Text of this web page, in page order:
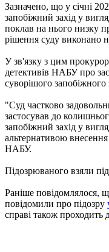
Зазначено, що у січні
запобіжний захід у
поклав на нього низку
рішення суду виконано
У зв'язку з цим
детективів НАБУ про
суворішого запобіжного
"Суд частково
застосував до
запобіжний захід у
альтернативою
НАБУ.
Підозрюваного взяли під
Раніше
повідомили про підозру
справі також проходить